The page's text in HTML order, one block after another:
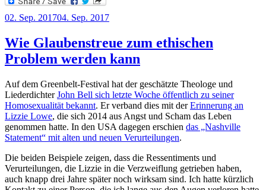
Veröffentlicht
02. Sep. 201704. Sep. 2017
Wie Glaubenstreue zum ethischen
Problem werden kann
Auf dem Greenbelt-Festival hat der geschätzte Theologe und
LiederdichterJohn Bell sich letzte Woche öffentlich zu seiner
Homosexualität bekannt. Er verband dies mit derErinnerung an
Lizzie Lowe, die sich 2014 aus Angst und Scham das Leben
genommen hatte. In den USA dagegen erschien das „Nashville
Statement“ mit alten und neuen Verurteilungen.
Die beiden Beispiele zeigen, dass die Ressentiments und
Verurteilungen, die Lizzie in die Verzweiflung getrieben haben,
auch knapp drei Jahre später noch wirksam sind. Ich hatte kürzlich